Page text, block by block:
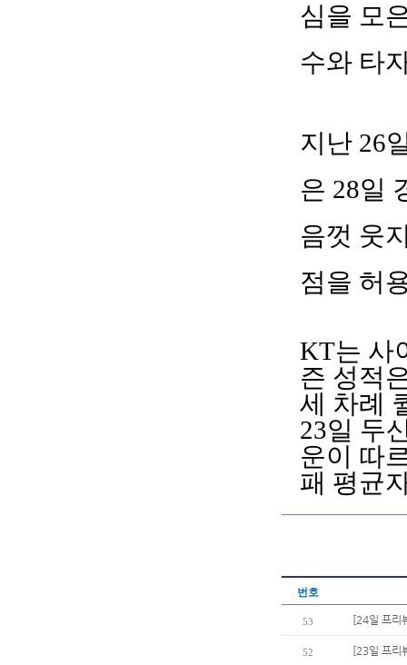
심을 모
수와 타
지난 26
은 28일
음껏 웃
점을 허
KT는 사
즌 성적
세 차례
23일 두
운이 따
패 평균
번호
53 [24일 프리
52 [23일 프리